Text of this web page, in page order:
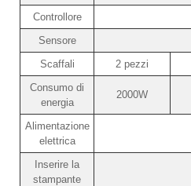
Controllore
Sensore
Scaffali
2 pezzi
Consumo di
energia
2000W
Alimentazione
elettrica
Inserire la
stampante